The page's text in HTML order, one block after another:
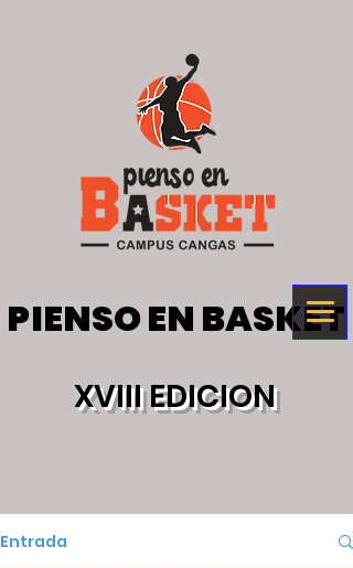
XVIII EDICION
PIENSO EN BASKET
PIENSO EN BASKET
Entrada